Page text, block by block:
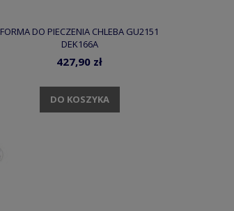
FORMA DO PIECZENIA CHLEBA GU2151
DEK166A
427,90 zł
DO KOSZYKA